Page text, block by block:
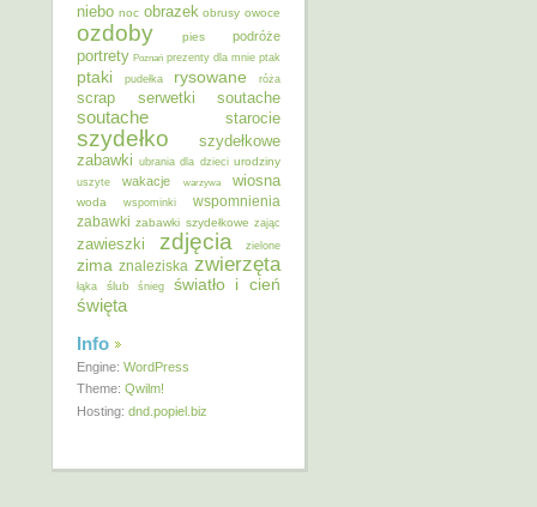
niebo noc obrazek obrusy owoce
ozdoby pies podróże
portrety Poznań prezenty dla mnie ptak
ptaki pudełka rysowane róża
scrap serwetki soutache
soutache starocie
szydełko
szydełkowe
zabawki ubrania dla dzieci urodziny
uszyte wakacje warzywa wiosna
woda wspominki
wspomnienia
zabawki zabawki szydełkowe zając
zawieszki zdjęcia zielone
zima znaleziska zwierzęta
łąka ślub śnieg światło i cień
święta
Info
Engine: WordPress
Theme: Qwilm!
Hosting: dnd.popiel.biz